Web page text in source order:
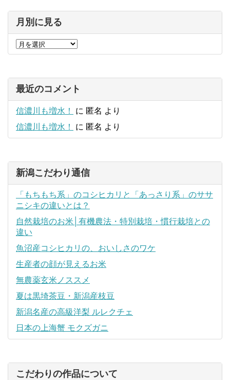
月別に見る
最近のコメント
信濃川も増水！ に 匿名 より
信濃川も増水！
に 匿名 より
新潟こだわり通信
「もちもち系」のコシヒカリと「あっさり系」のササ
ニシキの違いとは？
自然栽培のお米│有機農法・特別栽培・慣行栽培との
違い
魚沼産コシヒカリの、おいしさのワケ
生産者の顔が見えるお米
無農薬玄米ノススメ
夏は黒埼茶豆・新潟産枝豆
新潟名産の高級洋梨 ルレクチェ
日本の上海蟹 モクズガニ
こだわりの作品について